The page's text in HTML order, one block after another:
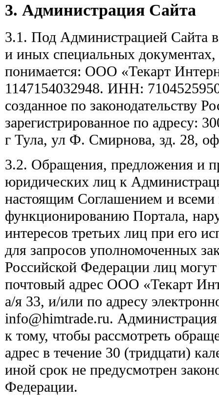
3. Администрация Сайта
3.1. Под Администрацией Сайта
и иных специальных
понимается: ООО «Текарт
1147154032948. ИНН:
созданное по законодательству
зарегистрированное по адресу:
г Тула, ул Ф. Смирнова, зд. 28,
3.2. Обращения, предложения и
юридических лиц к
настоящим Соглашением и всеми
функционированию Портала,
интересов третьих лиц при его
для запросов уполномоченных
Российской Федерации лиц
почтовый адрес ООО «Текарт
а/я 33, и/или по адресу
info@himtrade.ru.
к тому, чтобы рассмотреть
адрес в течение 30 (тридцати)
иной срок не предусмотрен
Федерации.